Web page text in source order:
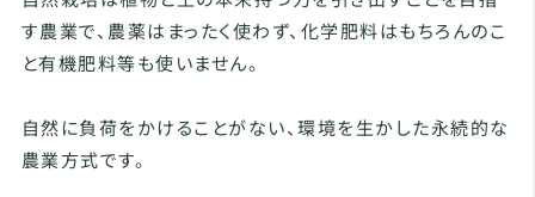
す農業で、農薬はまったく使わず、化学肥料はもちろんのこ
と有機肥料等も使いません。
自然に負荷をかけることがない、環境を生かした永続的な
農業方式です。